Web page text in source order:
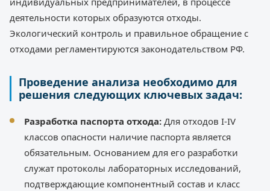
деятельности которых образуются отходы.
Экологический контроль и правильное обращение с
отходами регламентируются законодательством РФ.
Проведение анализа необходимо для
решения следующих ключевых задач:
Разработка паспорта отхода: Для отходов I-IV
классов опасности наличие паспорта является
обязательным. Основанием для его разработки
служат протоколы лабораторных исследований,
подтверждающие компонентный состав и класс